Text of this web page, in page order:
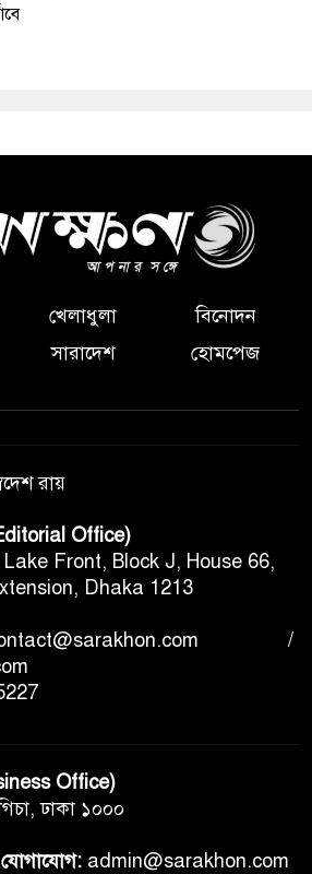
খেলাধুলা
বিনোদন
সারাদেশ হোমপেজ
রায়
Office)
Front, Block J, House 66,
Dhaka 1213
/
Office)
ঢাকা ১০০০
যোগাযোগ: admin@sarakhon.com